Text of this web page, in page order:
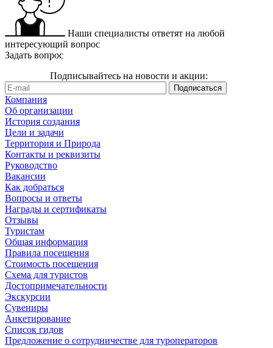
Наши специалисты ответят на любой
интересующий вопрос
Задать вопрос
Подписывайтесь на новости и акции:
Компания
Об организации
История создания
Цели и задачи
Территория и Природа
Контакты и реквизиты
Руководство
Вакансии
Как добраться
Вопросы и ответы
Награды и сертификаты
Отзывы
Туристам
Общая информация
Правила посещения
Стоимость посещения
Схема для туристов
Достопримечательности
Экскурсии
Сувениры
Анкетирование
Список гидов
Предложение о сотрудничестве для туроператоров